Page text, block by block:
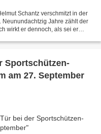
Schantz verschmitzt in der
Jahre zählt der
wirkt er dennoch, als sei er
Sportschützen-
am 27. September